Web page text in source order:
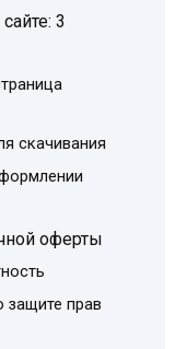
3
скачивания
оферты
защите прав